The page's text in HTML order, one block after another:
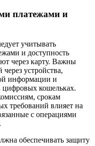
платежами и
учитывать
и доступность
через карту. Важны
устройства,
информации и
цифровых кошельках.
срокам
требований влияет на
с операциями
обеспечивать защиту